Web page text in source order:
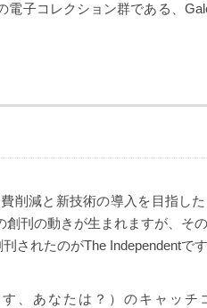
子コレクション群である、
削減と新技術の導入を目指した
刊の動きが生まれますが、そ
されたのがThe Independentです
す、あなたは？）のキャッ